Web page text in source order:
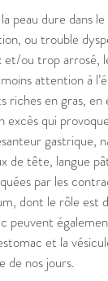
peau dure dans
ou trouble
ou trop arrosé,
attention à
en gras, en
excès qui
gastrique,
de tête, langue
par les
dont le rôle est
peuvent
et la
de nos jours.